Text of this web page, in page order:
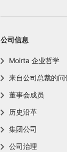
公司信息
Moirta 企业哲学
来自公司总裁的问
董事会成员
历史沿革
集团公司
公司治理